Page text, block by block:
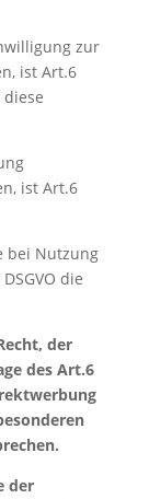
zur
ist Art.6
diese
ist Art.6
bei Nutzung
die
der
des Art.6
der